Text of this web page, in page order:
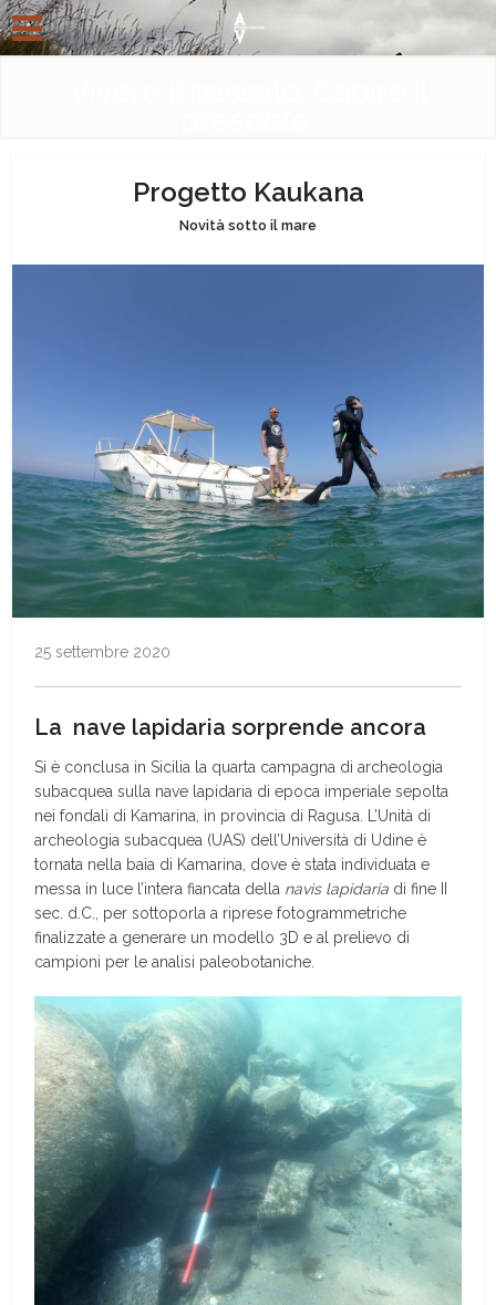
Progetto Kaukana
Novità sotto il mare
25 settembre 2020
La nave lapidaria sorprende ancora
Si è conclusa in Sicilia la quarta campagna di archeologia
subacquea sulla nave lapidaria di epoca imperiale sepolta
nei fondali di Kamarina, in provincia di Ragusa. L’Unità di
archeologia subacquea (UAS) dell’Università di Udine è
tornata nella baia di Kamarina, dove è stata individuata e
messa in luce l’intera fiancata della navis lapidaria di fine II
sec. d.C., per sottoporla a riprese fotogrammetriche
finalizzate a generare un modello 3D e al prelievo di
campioni per le analisi paleobotaniche.